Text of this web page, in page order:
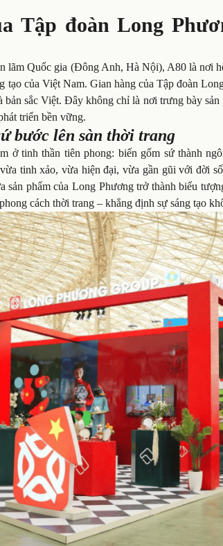
Tập đoàn Long
lãm Quốc gia (Đông Anh, Hà Nội), A80 là nơi
tạo của Việt Nam. Gian hàng của Tập đoàn
bản sắc Việt. Đây không chỉ là nơi trưng bày
triển bền vững.
bước lên sàn thời trang
ở tinh thần tiên phong: biến gốm sứ thành
tinh xảo, vừa hiện đại, vừa gần gũi với đời
sản phẩm của Long Phương trở thành biểu
cách thời trang – khẳng định sự sáng tạo